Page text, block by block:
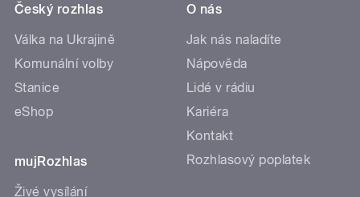
Český rozhlas
Válka na Ukrajině
Komunální volby
Stanice
eShop
mujRozhlas
Živé vysílání
O nás
Jak nás naladíte
Nápověda
Lidé v rádiu
Kariéra
Kontakt
Rozhlasový poplatek